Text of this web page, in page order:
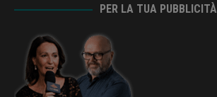
PER LA TUA PUBBLICITÀ